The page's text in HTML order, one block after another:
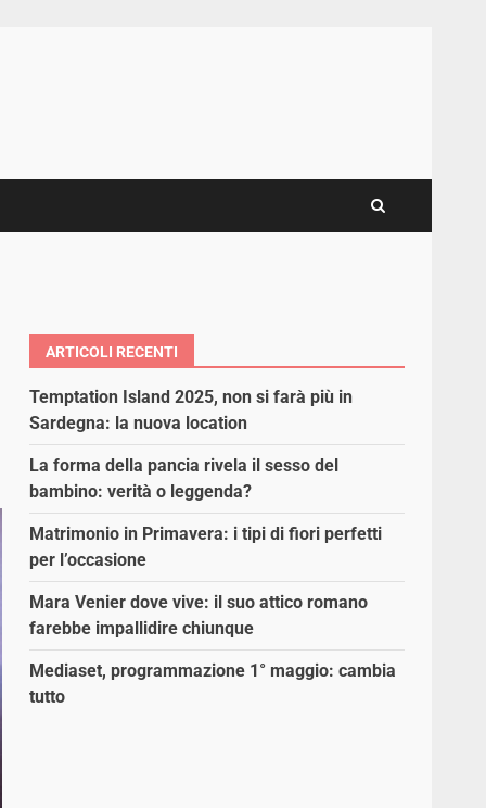
ARTICOLI RECENTI
Temptation Island 2025, non si farà più in
Sardegna: la nuova location
La forma della pancia rivela il sesso del
bambino: verità o leggenda?
Matrimonio in Primavera: i tipi di fiori perfetti
per l’occasione
Mara Venier dove vive: il suo attico romano
farebbe impallidire chiunque
Mediaset, programmazione 1° maggio: cambia
tutto